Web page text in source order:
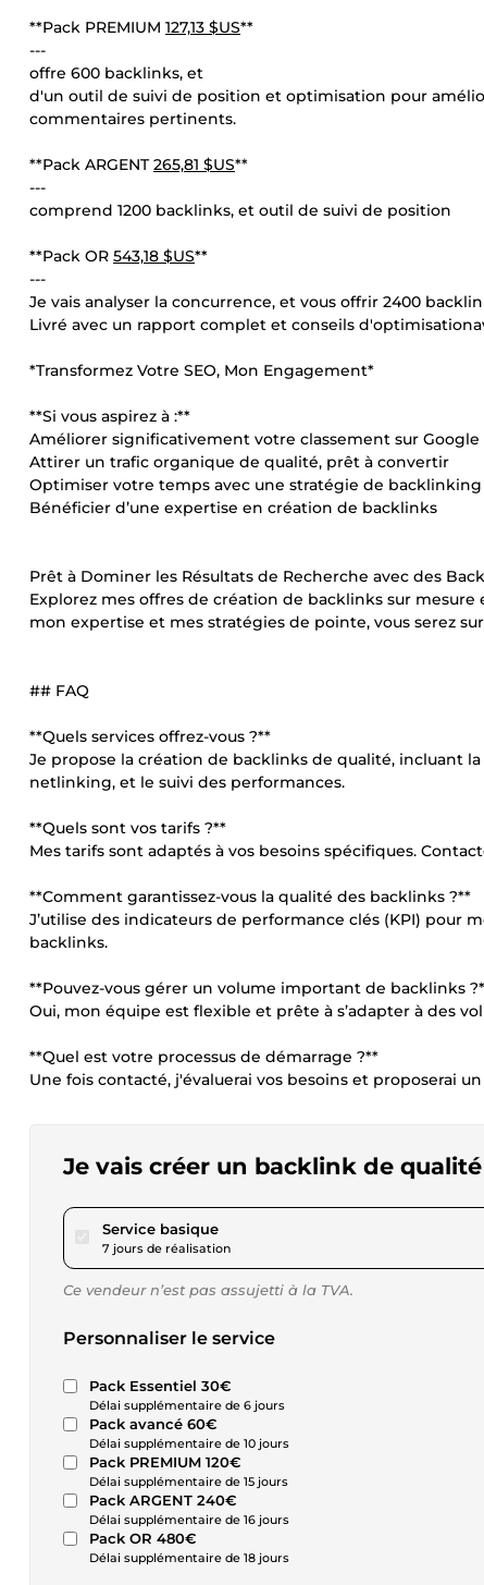
**Pack PREMIUM 127,13 $US**
---
offre 600 backlinks, et
d'un outil de suivi de position et optimisation pour
commentaires pertinents.
**Pack ARGENT265,81 $US**
---
comprend 1200 backlinks, et outil de suivi de position
**Pack OR 543,18 $US**
---
Je vais analyser la concurrence, et vous offrir 2400
Livré avec un rapport complet et conseils
*Transformez Votre SEO, Mon Engagement*
**Si vous aspirez à :**
Améliorer significativement votre classement sur Google
Attirer un trafic organique de qualité, prêt à convertir
Optimiser votre temps avec une stratégie de backlinking
Bénéficier d’une expertise en création de backlinks
Prêt à Dominer les Résultats de Recherche avec des
Explorez mes offres de création de backlinks sur
mon expertise et mes stratégies de pointe, vous serez
## FAQ
**Quels services offrez-vous ?**
Je propose la création de backlinks de qualité, incluant
netlinking, et le suivi des performances.
**Quels sont vos tarifs ?**
Mes tarifs sont adaptés à vos besoins spécifiques.
**Comment garantissez-vous la qualité des backlinks ?**
J’utilise des indicateurs de performance clés (KPI) pour
backlinks.
**Pouvez-vous gérer un volume important de backlinks
Oui, mon équipe est flexible et prête à s’adapter à des
**Quel est votre processus de démarrage ?**
Une fois contacté, j'évaluerai vos besoins et proposerai
Je vais créer un backlink de qualité
Service basiquepour 17,34 $US
7 jours de réalisation
Ce vendeur n’est pas assujetti à la TVA.
Personnaliser le service
Pack Essentiel 30€
Délai supplémentaire de 6 jours
Pack avancé 60€
Délai supplémentaire de 10 jours
Pack PREMIUM 120€
Délai supplémentaire de 15 jours
Pack ARGENT 240€
Délai supplémentaire de 16 jours
Pack OR 480€
Délai supplémentaire de 18 jours